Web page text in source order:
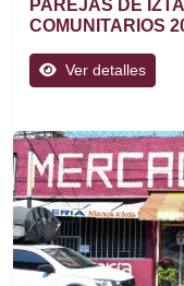
PAREJAS DE
COMUNITARIOS
Ver detalles